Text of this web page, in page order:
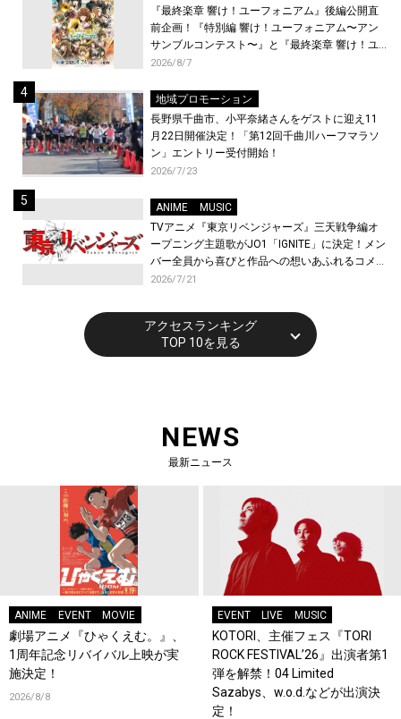
『最終楽章 響け！ユーフォニアム』後編公開直
前企画！『特別編 響け！ユーフォニアム〜アン
サンブルコンテスト〜』と『最終楽章 響け！ユ
ーフォニアム』前編の一挙上映が決定！
2026/8/7
地域プロモーション
長野県千曲市、小平奈緒さんをゲストに迎え11
月22日開催決定！「第12回千曲川ハーフマラソ
ン」エントリー受付開始！
2026/7/23
ANIME
MUSIC
TVアニメ『東京リベンジャーズ』三天戦争編オ
ープニング主題歌がJO1「IGNITE」に決定！メン
バー全員から喜びと作品への想いあふれるコメン
トが到着！9月に東京・大阪で先行上映会を開
2026/7/21
アクセスランキング
TOP 10を見る
NEWS
最新ニュース
ANIME EVENT MOVIE
劇場アニメ『ひゃくえむ。』、
1周年記念リバイバル上映が実
施決定！
2026/8/8
EVENT LIVE MUSIC
KOTORI、主催フェス『TORI
ROCK FESTIVAL’26』出演者第1
弾を解禁！04 Limited
Sazabys、w.o.d.などが出演決
定！